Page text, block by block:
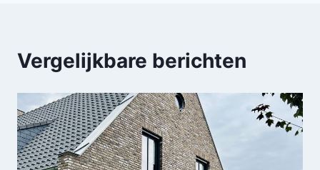
Vergelijkbare berichten